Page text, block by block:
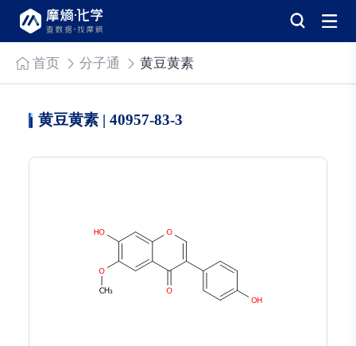
首页 分子通 黄豆黄素
黄豆黄素 | 40957-83-3